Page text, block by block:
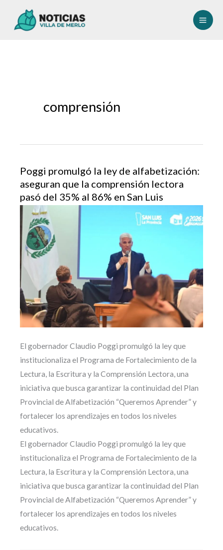
comprensión
Poggi promulgó la ley de alfabetización:
aseguran que la comprensión lectora
pasó del 35% al 86% en San Luis
El gobernador Claudio Poggi promulgó la ley que
institucionaliza el Programa de Fortalecimiento de la
Lectura, la Escritura y la Comprensión Lectora, una
iniciativa que busca garantizar la continuidad del Plan
Provincial de Alfabetización “Queremos Aprender” y
fortalecer los aprendizajes en todos los niveles
educativos.
El gobernador Claudio Poggi promulgó la ley que
institucionaliza el Programa de Fortalecimiento de la
Lectura, la Escritura y la Comprensión Lectora, una
iniciativa que busca garantizar la continuidad del Plan
Provincial de Alfabetización “Queremos Aprender” y
fortalecer los aprendizajes en todos los niveles
educativos.